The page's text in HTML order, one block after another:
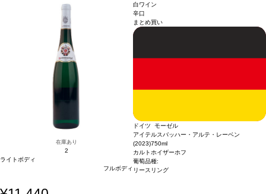
在庫あり
2
ライトボディ
フルボディ
白ワイン
辛口
まとめ買い
ドイツ モーゼル
アイテルスバッハー・アルテ・レーベン
(2023)750ml
カルトホイザーホフ
葡萄品種:
リースリング